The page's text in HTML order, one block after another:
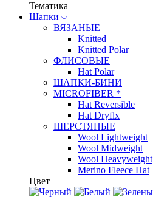
Тематика
Шапки
ВЯЗАНЫЕ
Knitted
Knitted Polar
ФЛИСОВЫЕ
Hat Polar
ШАПКИ-БИНИ
MICROFIBER *
Hat Reversible
Hat Dryflx
ШЕРСТЯНЫЕ
Wool Lightweight
Wool Midweight
Wool Heavyweight
Merino Fleece Hat
Цвет